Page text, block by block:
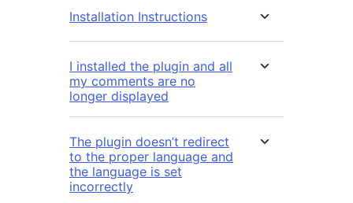
Installation Instructions
I installed the plugin and all
my comments are no
longer displayed
The plugin doesn’t redirect
to the proper language and
the language is set
incorrectly